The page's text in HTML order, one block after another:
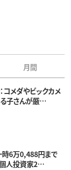
月間
メダやビックカメ
子さんが厳…
6万0,488円まで
人投資家2…